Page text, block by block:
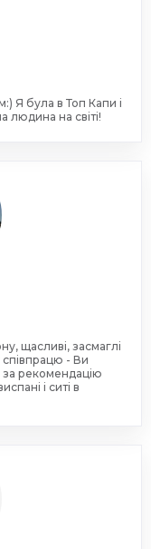
Я була в Топ Капи і
на світі!
щасливі, засмаглі
співпрацю - Ви
рекомендацію
і ситі в